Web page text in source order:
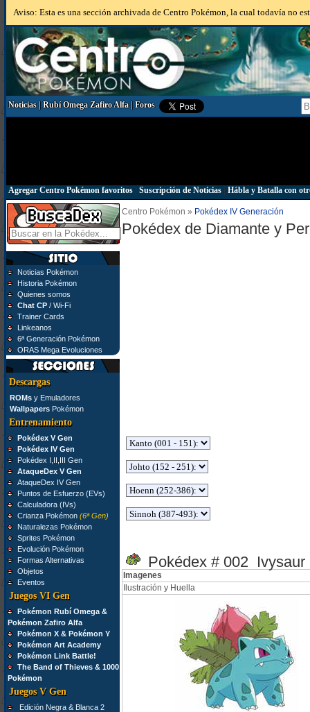
Aviso: Esta es una sección archivada de Centro Pokémon, la cual todavía no
Noticias|Rubí Omega Zafiro Alfa|Foros
Agregar Centro Pokémon favoritos| Suscripción de Noticias| Hábla y Batalla con
Noticias Pokémon
Historia Pokémon
Quienes somos
Chat CP/ Wi-Fi
Trainer Cards
Linkeanos
6ª Generación Pokémon
ORAS Mega Evoluciones
Descargas
ROMsy Emuladores
WallpapersPokémon
Entrenamiento
Pokédex V Gen
Pokédex IV Gen
Pokédex I,II,III Gen
AtaqueDex V Gen
AtaqueDex IV Gen
Puntos de Esfuerzo (EVs)
Calculadora (IVs)
Crianza Pokémon (6ª Gen)
Naturalezas Pokémon
Sprites Pokémon
Evolución Pokémon
Formas Alternativas
Objetos
Eventos
Juegos VI Gen
Pokémon Rubí Omega &
Pokémon Zafiro Alfa
Pokémon X & Pokémon Y
Pokémon Art Academy
Pokémon Link Battle!
The Band of Thieves & 1000
Pokémon
Juegos V Gen
Edición Negra & Blanca 2
Centro Pokémon » Pokédex IV Generación
Pokédex de Diamante y
Pokédex # 002 Ivysaur
Imagenes
Ilustración y Huella